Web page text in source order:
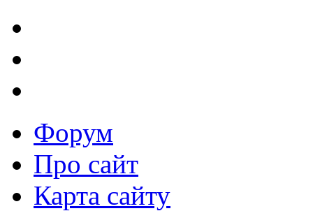
Форум
Про сайт
Карта сайту